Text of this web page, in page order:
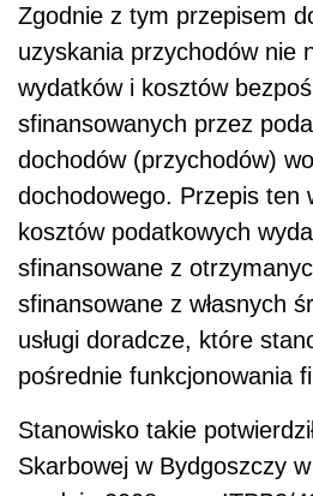
Zgodnie z tym przepisem
uzyskania przychodów nie
wydatków i kosztów
sfinansowanych przez
dochodów (przychodów)
dochodowego. Przepis ten
kosztów podatkowych
sfinansowane z
sfinansowane z własnych
usługi doradcze, które
pośrednie funkcjonowania
Stanowisko takie
Skarbowej w Bydgoszczy